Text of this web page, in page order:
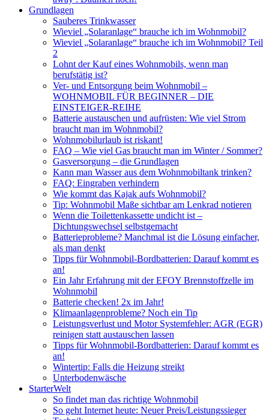
Grundlagen
Sauberes Trinkwasser
Wieviel „Solaranlage“ brauche ich im Wohnmobil?
Wieviel „Solaranlage“ brauche ich im Wohnmobil? Teil
2
Lohnt der Kauf eines Wohnmobils, wenn man
berufstätig ist?
Ver- und Entsorgung beim Wohnmobil –
WOHNMOBIL FÜR BEGINNER – DIE
EINSTEIGER-REIHE
Batterie austauschen und aufrüsten: Wie viel Strom
braucht man im Wohnmobil?
Wohnmobilurlaub ist riskant!
FAQ – Wie viel Gas braucht man im Winter / Sommer?
Gasversorgung – die Grundlagen
Kann man Wasser aus dem Wohnmobiltank trinken?
FAQ: Eingraben verhindern
Wie kommt das Kajak aufs Wohnmobil?
Tip: Wohnmobil Maße sichtbar am Lenkrad notieren
Wenn die Toilettenkassette undicht ist –
Dichtungswechsel selbstgemacht
Batterieprobleme? Manchmal ist die Lösung einfacher,
als man denkt
Tipps für Wohnmobil-Bordbatterien: Darauf kommt es
an!
Ein Jahr Erfahrung mit der EFOY Brennstoffzelle im
Wohnmobil
Batterie checken! 2x im Jahr!
Klimaanlagenprobleme? Noch ein Tip
Leistungsverlust und Motor Systemfehler: AGR (EGR)
reinigen statt austauschen lassen
Tipps für Wohnmobil-Bordbatterien: Darauf kommt es
an!
Wintertip: Falls die Heizung streikt
Unterbodenwäsche
StarterWelt
So findet man das richtige Wohnmobil
So geht Internet heute: Neuer Preis/Leistungssieger